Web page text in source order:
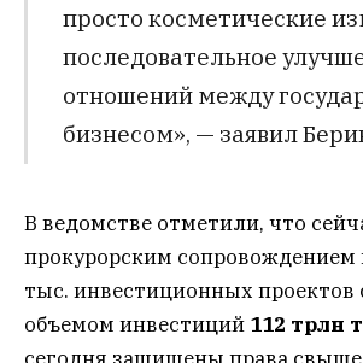
просто косметические
последовательное
отношений между
бизнесом», — заявил
В ведомстве отметили, что
прокурорским сопровождением
тыс. инвестиционных проектов
объемом инвестиций 112 трлн